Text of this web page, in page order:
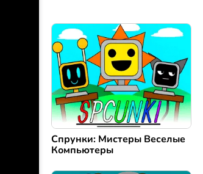
Спрунки: Мистеры Веселые
Компьютеры